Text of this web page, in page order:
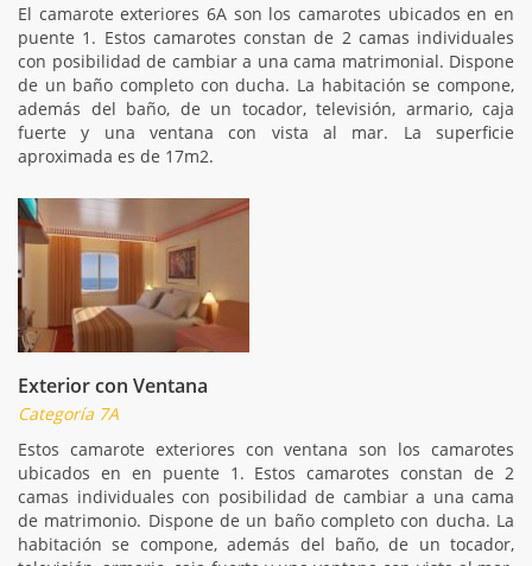
El camarote exteriores 6A son los camarotes ubicados en en
puente 1. Estos camarotes constan de 2 camas individuales
con posibilidad de cambiar a una cama matrimonial. Dispone
de un baño completo con ducha. La habitación se compone,
además del baño, de un tocador, televisión, armario, caja
fuerte y una ventana con vista al mar. La superficie
aproximada es de 17m2.
Exterior con Ventana
Categoría 7A
Estos camarote exteriores con ventana son los camarotes
ubicados en en puente 1. Estos camarotes constan de 2
camas individuales con posibilidad de cambiar a una cama
de matrimonio. Dispone de un baño completo con ducha. La
habitación se compone, además del baño, de un tocador,